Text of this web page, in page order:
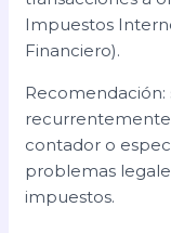
Impuestos
Financiero).
Recomendación:
contador o
problemas
impuestos.